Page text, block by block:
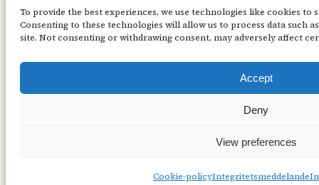
To provide the best experiences, we use technologies like cookies to
Consenting to these technologies will allow us to process data such
site. Not consenting or withdrawing consent, may adversely affect
Accept
Deny
View preferences
Cookie-policyIntegritetsmeddelande